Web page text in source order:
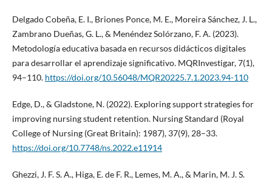
Delgado Cobeña, E. I., Briones Ponce, M. E., Moreira Sánchez, J. L.,
Zambrano Dueñas, G. L., & Menéndez Solórzano, F. A. (2023).
Metodología educativa basada en recursos didácticos digitales
para desarrollar el aprendizaje significativo. MQRInvestigar, 7(1),
94–110. https://doi.org/10.56048/MQR20225.7.1.2023.94-110
Edge, D., & Gladstone, N. (2022). Exploring support strategies for
improving nursing student retention. Nursing Standard (Royal
College of Nursing (Great Britain): 1987), 37(9), 28–33.
https://doi.org/10.7748/ns.2022.e11914
Ghezzi, J. F. S. A., Higa, E. de F. R., Lemes, M. A., & Marin, M. J. S.